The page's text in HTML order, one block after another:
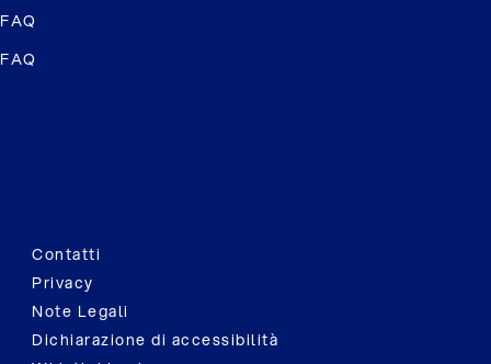
FAQ
FAQ
Contatti
Privacy
Note Legali
Dichiarazione di accessibilità